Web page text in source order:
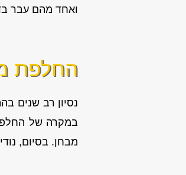
ואחד מהם עבר
החלפת
נסיון רב שנים
במקרה של
מבחן. בסיום,